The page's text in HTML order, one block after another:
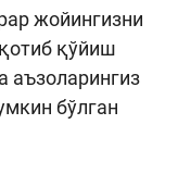
жойингизни
қўйиш
аъзоларингиз
бўлган